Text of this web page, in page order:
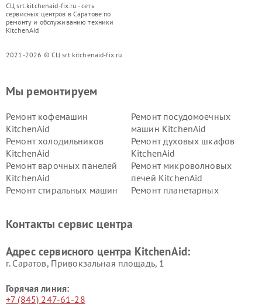
СЦ srt.kitchenaid-fix.ru - сеть
сервисных центров в Саратове по
ремонту и обслуживанию техники
KitchenAid
2021-2026 © СЦ srt.kitchenaid-fix.ru
Мы ремонтируем
Ремонт кофемашин
KitchenAid
Ремонт посудомоечных
машин KitchenAid
Ремонт холодильников
KitchenAid
Ремонт духовых шкафов
KitchenAid
Ремонт варочных панелей
KitchenAid
Ремонт микроволновых
печей KitchenAid
Ремонт стиральных машин
Ремонт планетарных
Контакты сервис центра
Адрес сервисного центра KitchenAid:
г. Саратов, Привокзальная площадь, 1
Горячая линия:
+7 (845) 247-61-28